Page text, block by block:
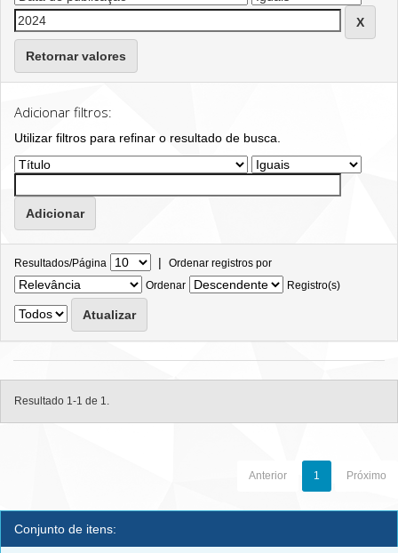
Retornar valores
Adicionar filtros:
Utilizar filtros para refinar o resultado de busca.
Resultados/Página | Ordenar registros por
Ordenar
Registro(s)
Resultado 1-1 de 1.
Anterior 1 Próximo
Conjunto de itens: